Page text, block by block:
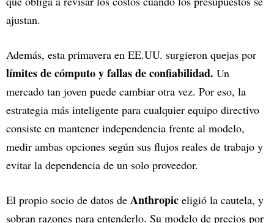
ajustan.
Además, esta primavera en EE.UU. surgieron quejas por
límites de cómputo y fallas de confiabilidad. Un
mercado tan joven puede cambiar otra vez. Por eso, la
estrategia más inteligente para cualquier equipo directivo
consiste en mantener independencia frente al modelo,
medir ambas opciones según sus flujos reales de trabajo y
evitar la dependencia de un solo proveedor.
El propio socio de datos de Anthropic eligió la cautela, y
sobran razones para entenderlo. Su modelo de precios por